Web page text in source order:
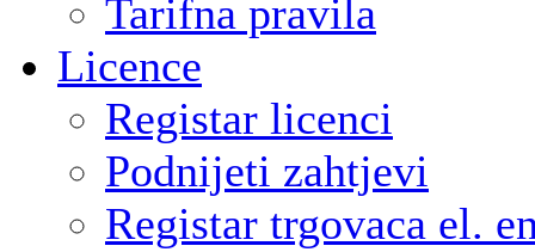
Tarifna pravila
Licence
Registar licenci
Podnijeti zahtjevi
Registar trgovaca el.